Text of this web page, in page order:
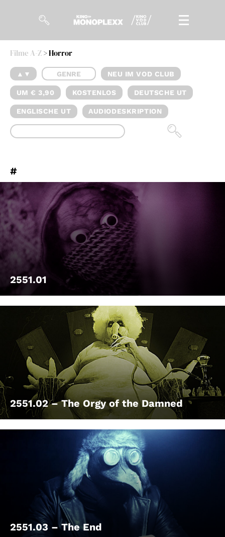
Magazin
Kuratierungen
Events
Gutscheine
& Filmpässe
Account
Suche
Filme A-Z> Horror
▲▼ GENRE NEU IM VOD CLUB
UM € 3,90 KOSTENLOS DEUTSCHE UT
ENGLISCHE UT AUDIODESKRIPTION
#
2551.01
2551.02 – The Orgy of the Damned
2551.03 – The End